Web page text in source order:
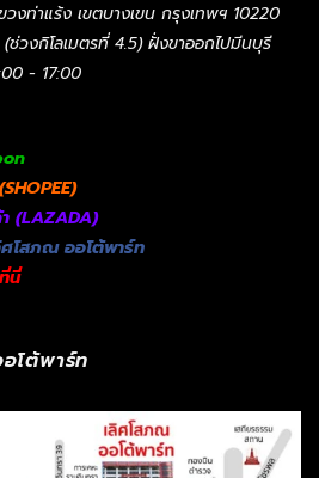
งท่าแร้ง เขตบางเขน กรุงเทพฯ 10220
วงกิโลเมตรที่ 4.5) ฝั่งขาออกไปมีนบุรี
- 17:00
(LAZADA)
ศโสภณ ออโต้พาร์ท
นี่
โต้พาร์ท